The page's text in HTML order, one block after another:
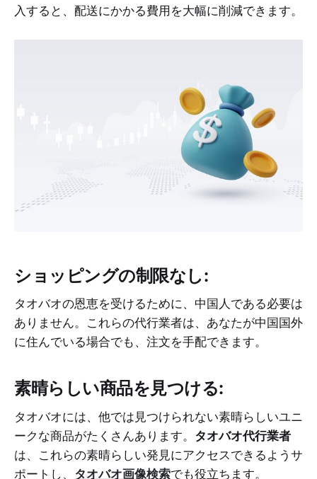
入すると、配送にかかる費用を大幅に削減できます。
ショッピングの制限なし:
タオバオの恩恵を受けるために、中国人である必要は
ありません。これらの代行業者は、あなたが中国国外
に住んでいる場合でも、注文を手配できます。
素晴らしい商品を見つける:
タオバオには、他では見つけられない素晴らしいユニ
ークな商品がたくさんあります。 タオバオ代行業者
は、これらの素晴らしい発見にアクセスできるようサ
ポートし、 タオバオ画像検索でも役立ちます。